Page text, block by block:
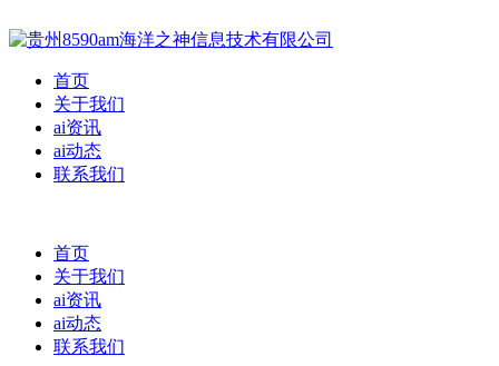
首页
关于我们
ai资讯
ai动态
联系我们
首页
关于我们
ai资讯
ai动态
联系我们